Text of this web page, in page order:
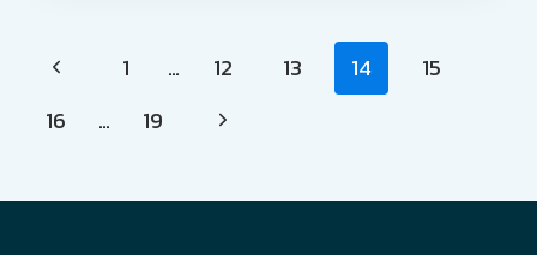
Page
navigation
1 … 12 13 14
15
16
… 19